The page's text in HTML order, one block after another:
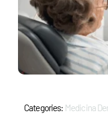
Categories: Medicina